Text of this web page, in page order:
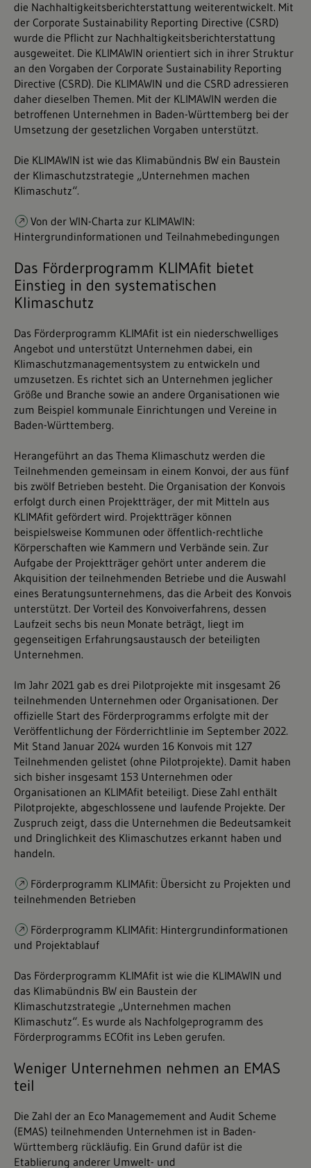
die Nachhaltigkeitsberichterstattung weiterentwickelt. Mit
der Corporate Sustainability Reporting Directive (CSRD)
wurde die Pflicht zur Nachhaltigkeitsberichterstattung
ausgeweitet. Die KLIMAWIN orientiert sich in ihrer Struktur
an den Vorgaben der Corporate Sustainability Reporting
Directive (CSRD). Die KLIMAWIN und die CSRD adressieren
daher dieselben Themen. Mit der KLIMAWIN werden die
betroffenen Unternehmen in Baden-Württemberg bei der
Umsetzung der gesetzlichen Vorgaben unterstützt.
Die KLIMAWIN ist wie das Klimabündnis BW ein Baustein
der Klimaschutzstrategie „Unternehmen machen
Klimaschutz“.
Von der WIN-Charta zur KLIMAWIN:
Hintergrundinformationen und Teilnahmebedingungen
Das Förderprogramm KLIMAfit bietet
Einstieg in den systematischen
Klimaschutz
Das Förderprogramm KLIMAfit ist ein niederschwelliges
Angebot und unterstützt Unternehmen dabei, ein
Klimaschutzmanagementsystem zu entwickeln und
umzusetzen. Es richtet sich an Unternehmen jeglicher
Größe und Branche sowie an andere Organisationen wie
zum Beispiel kommunale Einrichtungen und Vereine in
Baden-Württemberg.
Herangeführt an das Thema Klimaschutz werden die
Teilnehmenden gemeinsam in einem Konvoi, der aus fünf
bis zwölf Betrieben besteht. Die Organisation der Konvois
erfolgt durch einen Projektträger, der mit Mitteln aus
KLIMAfit gefördert wird. Projektträger können
beispielsweise Kommunen oder öffentlich-rechtliche
Körperschaften wie Kammern und Verbände sein. Zur
Aufgabe der Projektträger gehört unter anderem die
Akquisition der teilnehmenden Betriebe und die Auswahl
eines Beratungsunternehmens, das die Arbeit des Konvois
unterstützt. Der Vorteil des Konvoiverfahrens, dessen
Laufzeit sechs bis neun Monate beträgt, liegt im
gegenseitigen Erfahrungsaustausch der beteiligten
Unternehmen.
Im Jahr 2021 gab es drei Pilotprojekte mit insgesamt 26
teilnehmenden Unternehmen oder Organisationen. Der
offizielle Start des Förderprogramms erfolgte mit der
Veröffentlichung der Förderrichtlinie im September 2022.
Mit Stand Januar 2024 wurden 16 Konvois mit 127
Teilnehmenden gelistet (ohne Pilotprojekte). Damit haben
sich bisher insgesamt 153 Unternehmen oder
Organisationen an KLIMAfit beteiligt. Diese Zahl enthält
Pilotprojekte, abgeschlossene und laufende Projekte. Der
Zuspruch zeigt, dass die Unternehmen die Bedeutsamkeit
und Dringlichkeit des Klimaschutzes erkannt haben und
handeln.
Förderprogramm KLIMAfit: Übersicht zu Projekten und
teilnehmenden Betrieben
Förderprogramm KLIMAfit: Hintergrundinformationen
und Projektablauf
Das Förderprogramm KLIMAfit ist wie die KLIMAWIN und
das Klimabündnis BW ein Baustein der
Klimaschutzstrategie „Unternehmen machen
Klimaschutz“. Es wurde als Nachfolgeprogramm des
Förderprogramms ECOfit ins Leben gerufen.
Weniger Unternehmen nehmen an EMAS
teil
Die Zahl der an Eco Managemement and Audit Scheme
(EMAS) teilnehmenden Unternehmen ist in Baden-
Württemberg rückläufig. Ein Grund dafür ist die
Etablierung anderer Umwelt- und